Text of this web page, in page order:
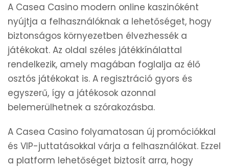
A Casea Casino modern online kaszinóként
nyújtja a felhasználóknak a lehetőséget, hogy
biztonságos környezetben élvezhessék a
játékokat. Az oldal széles játékkínálattal
rendelkezik, amely magában foglalja az élő
osztós játékokat is. A regisztráció gyors és
egyszerű, így a játékosok azonnal
belemerülhetnek a szórakozásba.
A Casea Casino folyamatosan új promóciókkal
és VIP-juttatásokkal várja a felhasználókat. Ezzel
a platform lehetőséget biztosít arra, hogy